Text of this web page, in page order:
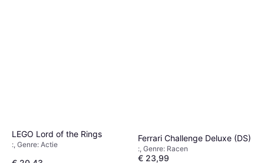
LEGO Lord of the Rings
:, Genre: Actie
Ferrari Challenge Deluxe (DS)
:, Genre: Racen
€ 23,99